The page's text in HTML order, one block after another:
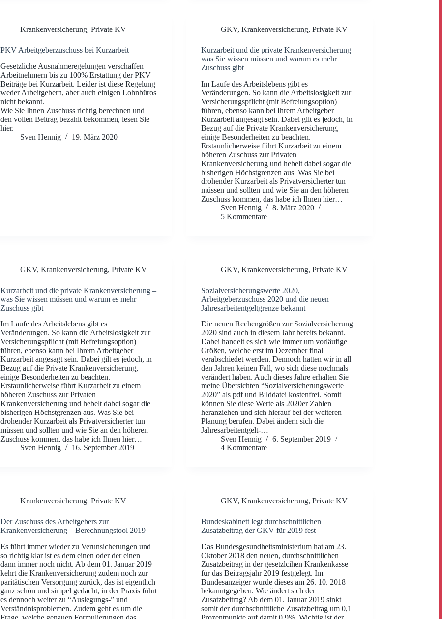
Krankenversicherung, Private KV
PKV Arbeitgeberzuschuss bei Kurzarbeit
Gesetzliche Ausnahmeregelungen verschaffen
Arbeitnehmern bis zu 100% Erstattung der PKV
Beiträge bei Kurzarbeit. Leider ist diese Regelung
weder Arbeitgebern, aber auch einigen Lohnbüros
nicht bekannt.
Wie Sie Ihnen Zuschuss richtig berechnen und
den vollen Beitrag bezahlt bekommen, lesen Sie
hier.
Sven Hennig
19. März 2020
GKV,Krankenversicherung,Private KV
Kurzarbeit und die private Krankenversicherung –
was Sie wissen müssen und warum es mehr
Zuschuss gibt
Im Laufe des Arbeitslebens gibt es
Veränderungen. So kann die Arbeitslosigkeit zur
Versicherungspflicht (mit Befreiungsoption)
führen, ebenso kann bei Ihrem Arbeitgeber
Kurzarbeit angesagt sein. Dabei gilt es jedoch, in
Bezug auf die Private Krankenversicherung,
einige Besonderheiten zu beachten.
Erstaunlicherweise führt Kurzarbeit zu einem
höheren Zuschuss zur Privaten
Krankenversicherung und hebelt dabei sogar die
bisherigen Höchstgrenzen aus. Was Sie bei
drohender Kurzarbeit als Privatversicherter tun
müssen und sollten und wie Sie an den höheren
Zuschuss kommen, das habe ich Ihnen hier…
Sven Hennig
8. März 2020
5 Kommentare
GKV, Krankenversicherung, Private KV
Kurzarbeit und die private Krankenversicherung –
was Sie wissen müssen und warum es mehr
Zuschuss gibt
Im Laufe des Arbeitslebens gibt es
Veränderungen. So kann die Arbeitslosigkeit zur
Versicherungspflicht (mit Befreiungsoption)
führen, ebenso kann bei Ihrem Arbeitgeber
Kurzarbeit angesagt sein. Dabei gilt es jedoch, in
Bezug auf die Private Krankenversicherung,
einige Besonderheiten zu beachten.
Erstaunlicherweise führt Kurzarbeit zu einem
höheren Zuschuss zur Privaten
Krankenversicherung und hebelt dabei sogar die
bisherigen Höchstgrenzen aus. Was Sie bei
drohender Kurzarbeit als Privatversicherter tun
müssen und sollten und wie Sie an den höheren
Zuschuss kommen, das habe ich Ihnen hier…
Sven Hennig
16. September 2019
GKV,Krankenversicherung,Private KV
Sozialversicherungswerte 2020,
Arbeitgeberzuschuss 2020 und die neuen
Jahresarbeitentgeltgrenze bekannt
Die neuen Rechengrößen zur Sozialversicherung
2020 sind auch in diesem Jahr bereits bekannt.
Dabei handelt es sich wie immer um vorläufige
Größen, welche erst im Dezember final
verabschiedet werden. Dennoch hatten wir in all
den Jahren keinen Fall, wo sich diese nochmals
verändert haben. Auch dieses Jahre erhalten Sie
meine Übersichten “Sozialversicherungswerte
2020” als pdf und Bilddatei kostenfrei. Somit
können Sie diese Werte als 2020er Zahlen
heranziehen und sich hierauf bei der weiteren
Planung berufen. Dabei ändern sich die
Jahresarbeitentgelt-…
Sven Hennig
6. September 2019
4 Kommentare
Krankenversicherung, Private KV
Der Zuschuss des Arbeitgebers zur
Krankenversicherung – Berechnungstool 2019
Es führt immer wieder zu Verunsicherungen und
so richtig klar ist es dem einen oder der einen
dann immer noch nicht. Ab dem 01. Januar 2019
kehrt die Krankenversicherung zudem noch zur
paritätischen Versorgung zurück, das ist eigentlich
ganz schön und simpel gedacht, in der Praxis führt
es dennoch weiter zu “Auslegungs-” und
Verständnisproblemen. Zudem geht es um die
GKV,Krankenversicherung,Private KV
Bundeskabinett legt durchschnittlichen
Zusatzbeitrag der GKV für 2019 fest
Das Bundesgesundheitsministerium hat am 23.
Oktober 2018 den neuen, durchschnittlichen
Zusatzbeitrag in der gesetzlcihen Krankenkasse
für das Beitragsjahr 2019 festgelegt. Im
Bundesanzeiger wurde dieses am 26. 10. 2018
bekanntgegeben. Wie ändert sich der
Zusatzbeitrag? Ab dem 01. Januar 2019 sinkt
somit der durchschnittliche Zusatzbeitrag um 0,1